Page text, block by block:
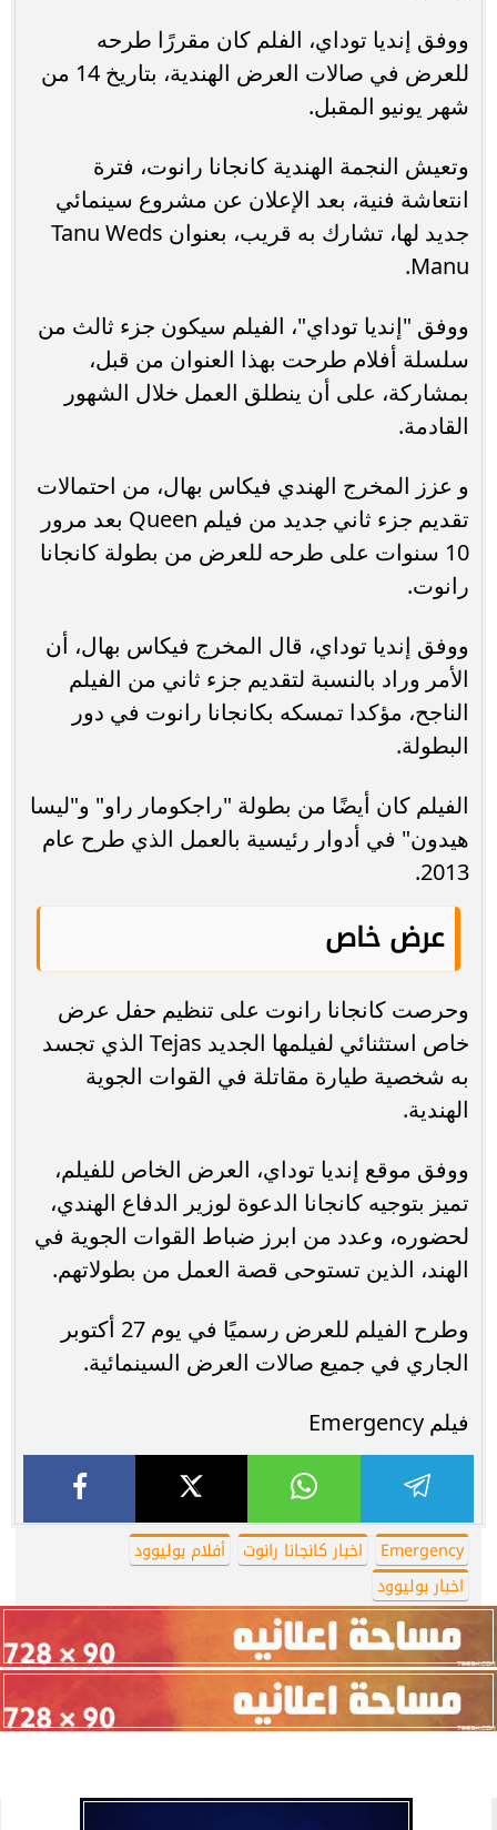
ووفق إنديا توداي، الفلم كان مقررًا طرحه
للعرض في صالات العرض الهندية، بتاريخ 14 من
شهر يونيو المقبل.
وتعيش النجمة الهندية كانجانا رانوت، فترة
انتعاشة فنية، بعد الإعلان عن مشروع سينمائي
جديد لها، تشارك به قريب، بعنوان Tanu Weds
Manu.
ووفق "إنديا توداي"، الفيلم سيكون جزء ثالث من
سلسلة أفلام طرحت بهذا العنوان من قبل،
بمشاركة، على أن ينطلق العمل خلال الشهور
القادمة.
و عزز المخرج الهندي فيكاس بهال، من احتمالات
تقديم جزء ثاني جديد من فيلم Queen بعد مرور
10 سنوات على طرحه للعرض من بطولة كانجانا
رانوت.
ووفق إنديا توداي، قال المخرج فيكاس بهال، أن
الأمر وراد بالنسبة لتقديم جزء ثاني من الفيلم
الناجح، مؤكدا تمسكه بكانجانا رانوت في دور
البطولة.
الفيلم كان أيضًا من بطولة "راجكومار راو" و"ليسا
هيدون" في أدوار رئيسية بالعمل الذي طرح عام
2013.
عرض خاص
وحرصت كانجانا رانوت على تنظيم حفل عرض
خاص استثنائي لفيلمها الجديد Tejas الذي تجسد
به شخصية طيارة مقاتلة في القوات الجوية
الهندية.
ووفق موقع إنديا توداي، العرض الخاص للفيلم،
تميز بتوجيه كانجانا الدعوة لوزير الدفاع الهندي،
لحضوره، وعدد من ابرز ضباط القوات الجوية في
الهند، الذين تستوحى قصة العمل من بطولاتهم.
وطرح الفيلم للعرض رسميًا في يوم 27 أكتوبر
الجاري في جميع صالات العرض السينمائية.
فيلم Emergency
Emergency اخبار كانجانا رانوت
أفلام بوليوود
اخبار بوليوود